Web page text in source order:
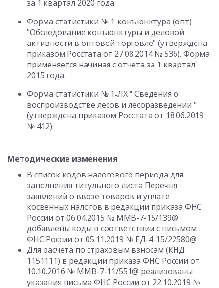
за 1 квартал 2020 года.
Форма статистики № 1˗конъюнктура (опт)
"Обследование конъюнктуры и деловой
активности в оптовой торговле" (утверждена
приказом Росстата от 27.08.2014 № 536). Форма
применяется начиная с отчета за 1 квартал
2015 года.
Форма статистики № 1˗ЛХ " Сведения о
воспроизводстве лесов и лесоразведении "
(утверждена приказом Росстата от 18.06.2019
№ 412).
Методические изменения
В список кодов налогового периода для
заполнения титульного листа Перечня
заявлений о ввозе товаров и уплате
косвенных налогов в редакции приказа ФНС
России от 06.04.2015 № ММВ-7-15/139@
добавлены коды в соответствии с письмом
ФНС России от 05.11.2019 № ЕД-4-15/22580@.
Для расчета по страховым взносам (КНД
1151111) в редакции приказа ФНС России от
10.10.2016 № ММВ-7-11/551@ реализованы
указания письма ФНС России от 22.10.2019 №